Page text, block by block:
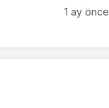
1 ay önce